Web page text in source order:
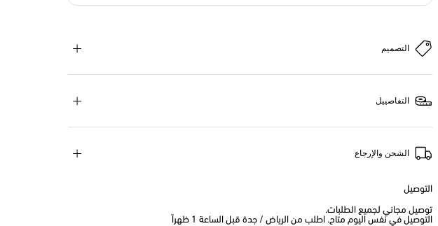
التصميم
التفاصييل
الشحن والإرجاع
التوصيل
توصيل مجاني لجميع الطلبات.
التوصيل في نفس اليوم متاح. اطلب من الرياض / جدة قبل الساعة 1 ظهراً